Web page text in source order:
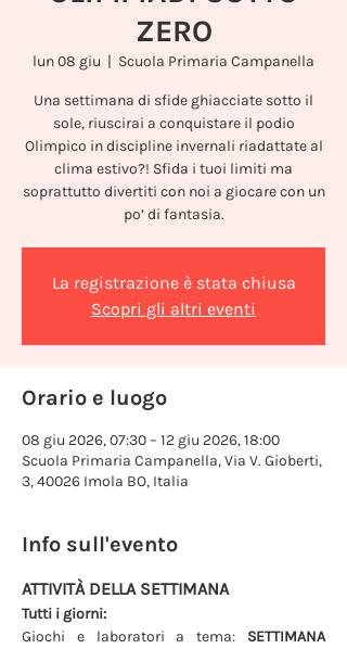
ZERO
lun 08 giu
  |
Scuola Primaria Campanella
Una settimana di sfide ghiacciate sotto il
sole, riuscirai a conquistare il podio
Olimpico in discipline invernali riadattate al
clima estivo?! Sfida i tuoi limiti ma
soprattutto divertiti con noi a giocare con un
po’ di fantasia.
La registrazione è stata chiusa
Scopri gli altri eventi
Orario e luogo
08 giu 2026, 07:30 – 12 giu 2026, 18:00
Scuola Primaria Campanella, Via V. Gioberti,
3, 40026 Imola BO, Italia
Info sull'evento
ATTIVITÀ DELLA SETTIMANA
Tutti i giorni:
Giochi e laboratori a tema: SETTIMANA